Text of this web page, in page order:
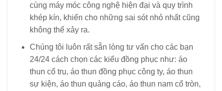
cùng máy móc công nghệ hiện đại và quy trình
khép kín, khiến cho những sai sót nhỏ nhất cũng
không thể xảy ra.
Chúng tôi luôn rất sẵn lòng tư vấn cho các bạn
24/24 cách chọn các kiểu đồng phục như: áo
thun cổ trụ, áo thun đồng phục công ty, áo thun
sự kiện, áo thun quảng cáo, áo thun nam cổ tròn,